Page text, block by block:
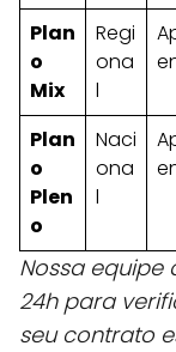
Plan
o
Mix
Regi
ona
l
Plan
o
Plen
o
Naci
ona
l
Nossa equipe
24h para
seu contrato